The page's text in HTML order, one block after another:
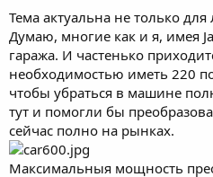
Тема актуальна не только
Думаю, многие как и я, имея
гаража. И частенько
необходимостью иметь 220
чтобы убраться в машине
тут и помогли бы
сейчас полно на рынках.
Максимальныя мощность